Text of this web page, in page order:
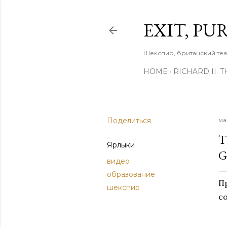
EXIT,
Шекспир, британский
HOME RICHARD II.
Поделиться
Ярлыки
видео
образование
шекспир